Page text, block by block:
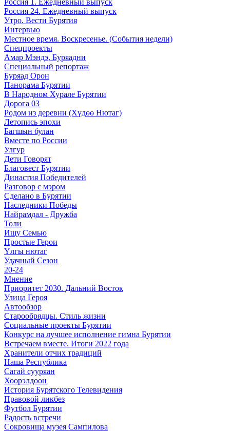
Россия 24. Ежедневный выпуск
Утро. Вести Бурятия
Интервью
Местное время. Воскресенье. (События недели)
Спецпроекты
Амар Мэндэ, Буряадни
Специальный репортаж
Буряад Орон
Панорама Бурятии
В Народном Хурале Бурятии
Дорога 03
Родом из деревни (Хүдөө Нютаг)
Летопись эпохи
Багшын булан
Вместе по России
Улгур
Дети Говорят
Благовест Бурятии
Династия Победителей
Разговор с мэром
Сделано в Бурятии
Наследники Победы
Найрамдал - Дружба
Толи
Ищу Cемью
Простые Герои
Үлгы нютаг
Удачный Сезон
20-24
Мнение
Приоритет 2030. Дальний Восток
Улица Героя
Автообзор
Старообрядцы. Cтиль жизни
Социальные проекты Бурятии
Конкурс на лучшее исполнение гимна Бурятии
Встречаем вместе. Итоги 2022 года
Хранители отчих традиций
Наша Республика
Сагай сууряан
Хоорэлдоон
История Бурятского Телевидения
Правовой ликбез
Футбол Бурятии
Радость встречи
Сокровища музея Сампилова